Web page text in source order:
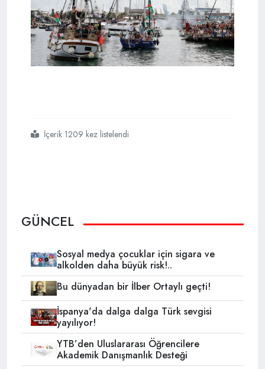
#sumud
#filo
#gemi
#gazze
#israilİçerik 1209 kez listelendi
GÜNCEL
Sosyal medya çocuklar için sigara ve
alkolden daha büyük risk!..
Bu dünyadan bir İlber Ortaylı geçti!
İspanya'da dalga dalga Türk sevgisi
yayılıyor!
YTB’den Uluslararası Öğrencilere
Akademik Danışmanlık Desteği